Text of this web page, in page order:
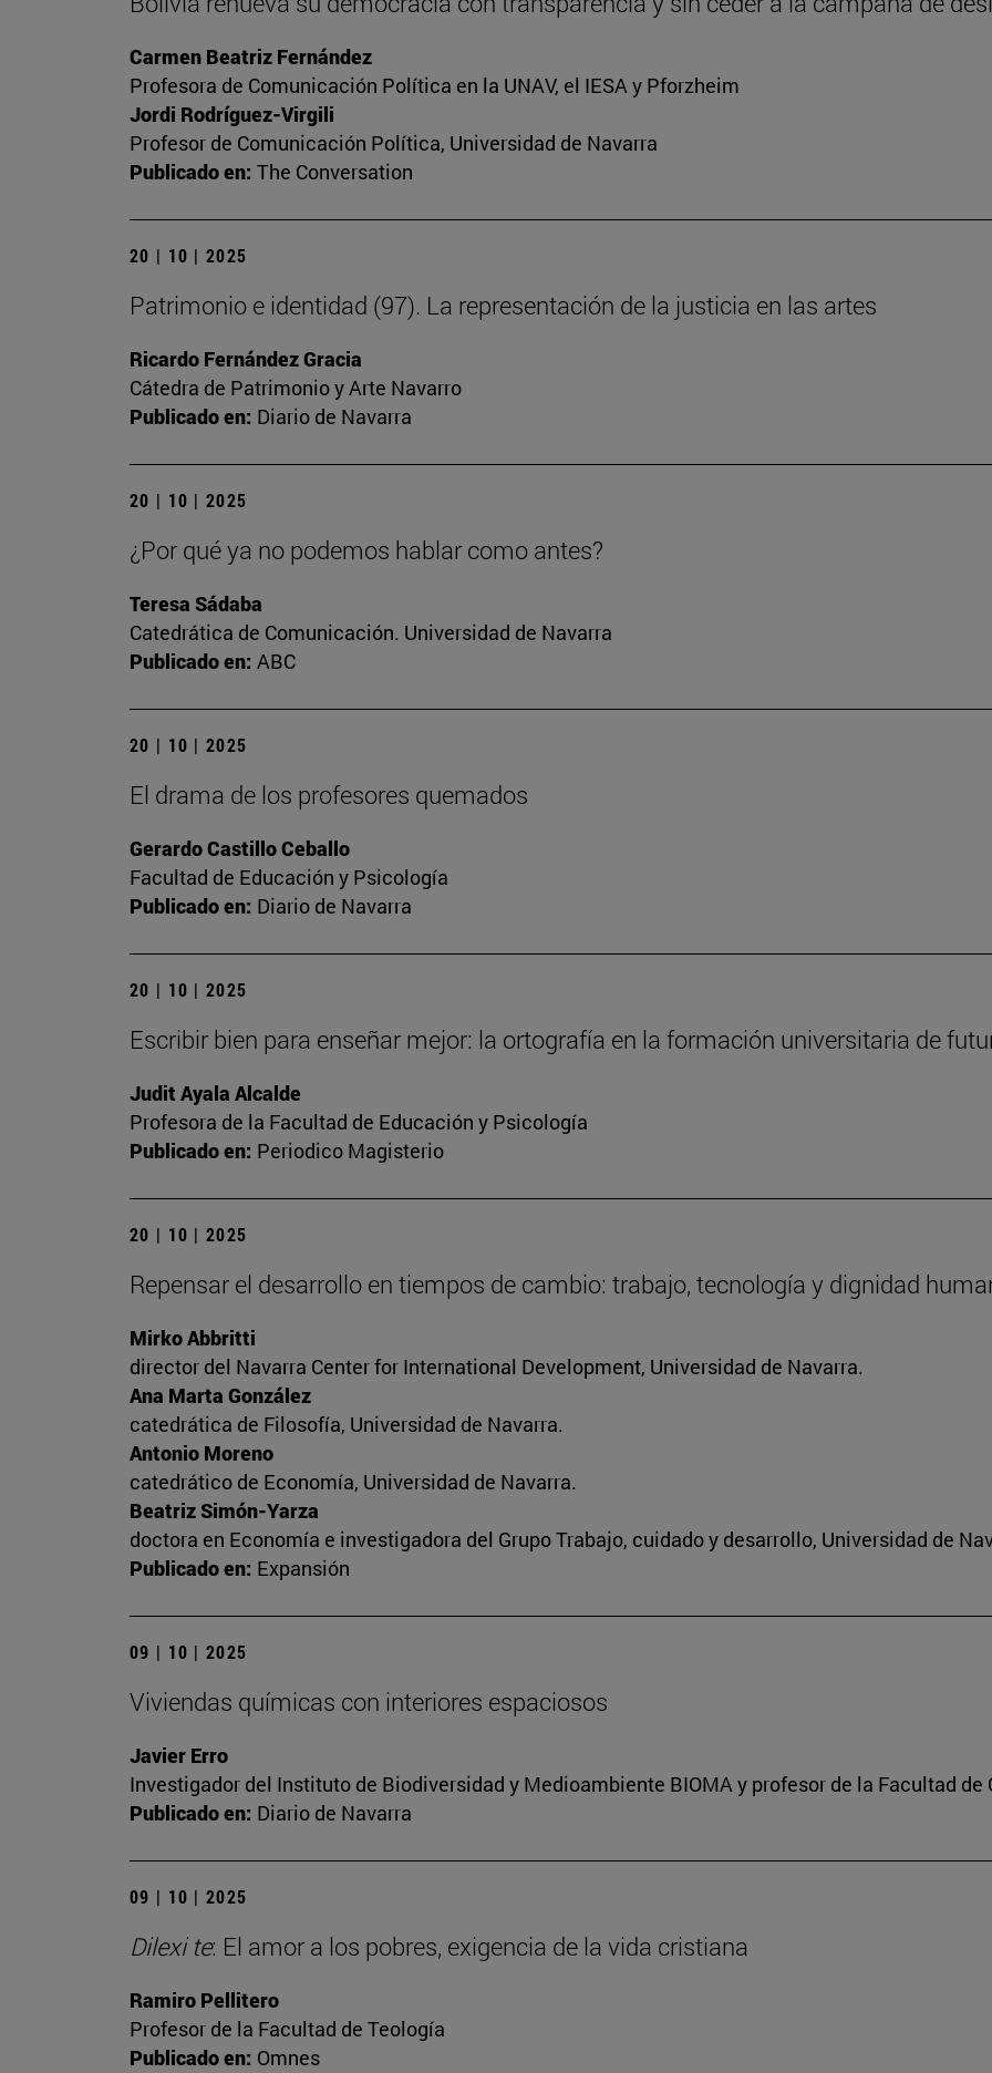
Carmen Beatriz Fernández
Profesora de Comunicación Política en la UNAV, el IESA y Pforzheim
Jordi Rodríguez-Virgili
Profesor de Comunicación Política, Universidad de Navarra
Publicado en: The Conversation
20 | 10 | 2025
Patrimonio e identidad (97). La representación de la justicia en las artes
Ricardo Fernández Gracia
Cátedra de Patrimonio y Arte Navarro
Publicado en: Diario de Navarra
20 | 10 | 2025
¿Por qué ya no podemos hablar como antes?
Teresa Sádaba
Catedrática de Comunicación. Universidad de Navarra
Publicado en: ABC
20 | 10 | 2025
El drama de los profesores quemados
Gerardo Castillo Ceballo
Facultad de Educación y Psicología
Publicado en: Diario de Navarra
20 | 10 | 2025
Escribir bien para enseñar mejor: la ortografía en la formación universitaria de
Judit Ayala Alcalde
Profesora de la Facultad de Educación y Psicología
Publicado en: Periodico Magisterio
20 | 10 | 2025
Repensar el desarrollo en tiempos de cambio: trabajo, tecnología y dignidad
Mirko Abbritti
director del Navarra Center for International Development, Universidad de Navarra.
Ana Marta González
catedrática de Filosofía, Universidad de Navarra.
Antonio Moreno
catedrático de Economía, Universidad de Navarra.
Beatriz Simón-Yarza
doctora en Economía e investigadora del Grupo Trabajo, cuidado y desarrollo, Universidad de
Publicado en: Expansión
09 | 10 | 2025
Viviendas químicas con interiores espaciosos
Javier Erro
Investigador del Instituto de Biodiversidad y Medioambiente BIOMA y profesor de la Facultad de
Publicado en: Diario de Navarra
09 | 10 | 2025
Dilexi te: El amor a los pobres, exigencia de la vida cristiana
Ramiro Pellitero
Profesor de la Facultad de Teología
Publicado en: Omnes